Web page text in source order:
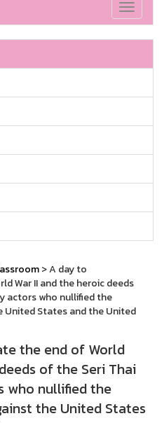
Toggle
> A day to
War II and the heroic deeds
actors who nullified the
States and the United
the end of World
of the Seri Thai
who nullified the
the United States